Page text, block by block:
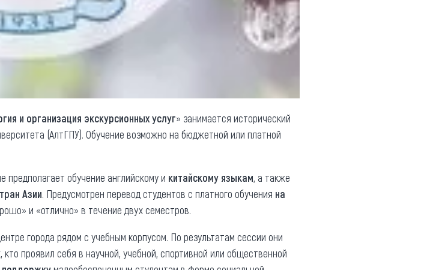
и организация экскурсионных услуг» занимается исторический
(АлтГПУ). Обучение возможно на бюджетной или платной
предполагает обучение английскому и китайскому языкам, а также
Азии. Предусмотрен перевод студентов с платного обучения на
и «отлично» в течение двух семестров.
города рядом с учебным корпусом. По результатам сессии они
проявил себя в научной, учебной, спортивной или общественной